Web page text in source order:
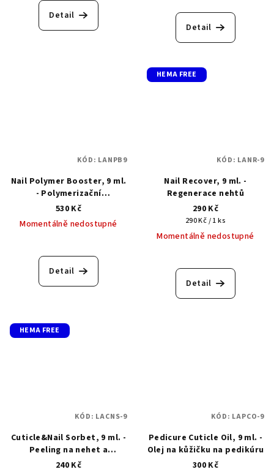
produktu
Detail
Detail
Nail Polymer Booster, 9 ml.
- Polymerizační
regenerační báze pro
rekonstrukci přírodního
nehtu
530 Kč
Momentálně nedostupné
hodnocení
produktu
hvězdiček.
Detail
KÓD: LANPB9
HEMA FREE
Nail Recover, 9 ml. -
Regenerace nehtů
290 Kč
Měrná
cena:
290 Kč / 1 ks
Momentálně nedostupné
Detail
KÓD: LANR-9
HEMA FREE
Cuticle&Nail Sorbet, 9 ml. -
Peeling na nehet a
nehtovou kůžičku
240 Kč
KÓD: LACNS-9
Pedicure Cuticle Oil, 9 ml. -
Olej na kůžičku na pedikúru
300 Kč
KÓD: LAPCO-9